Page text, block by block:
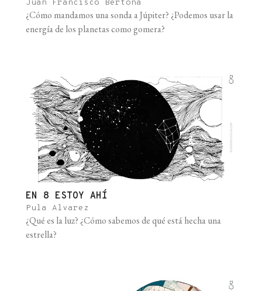
Juan Francisco Bertona
¿Cómo mandamos una sonda a Júpiter? ¿Podemos usar la
energía de los planetas como gomera?
EN 8 ESTOY AHÍ
Pula Alvarez
¿Qué es la luz? ¿Cómo sabemos de qué está hecha una
estrella?